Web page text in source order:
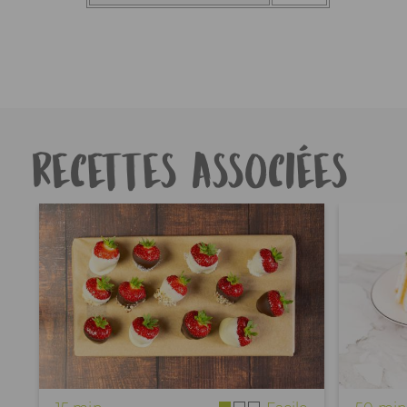
Recettes associées